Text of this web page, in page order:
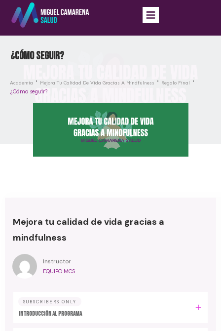
¿Cómo seguir?
Academia Mejora Tu Calidad De Vida Gracias A Mindfulness Regalo Final
¿Cómo seguir?
Mejora tu calidad de vida gracias a
mindfulness
Instructor
EQUIPO MCS
SUBSCRIBERS ONLY
Introducción al programa